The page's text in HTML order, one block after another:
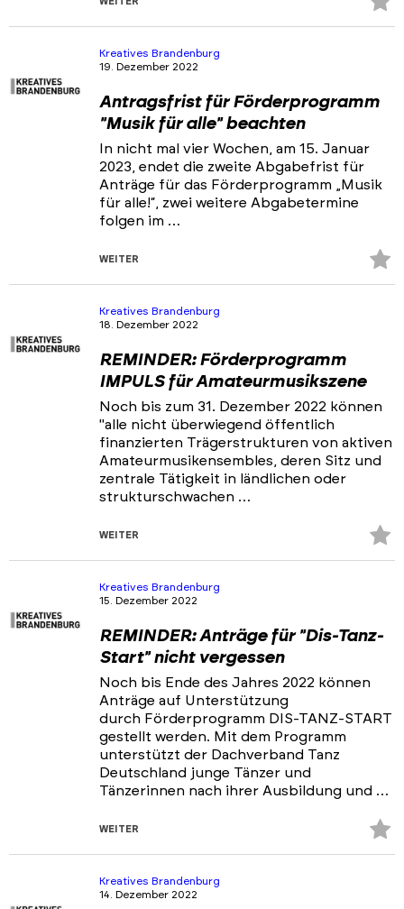
Kreatives Brandenburg
19. Dezember 2022
Antragsfrist für Förderprogramm
"Musik für alle" beachten
In nicht mal vier Wochen, am 15. Januar
2023, endet die zweite Abgabefrist für
Anträge für das Förderprogramm „Musik
für alle!“, zwei weitere Abgabetermine
folgen im …
WEITER
Kreatives Brandenburg
18. Dezember 2022
REMINDER: Förderprogramm
IMPULS für Amateurmusikszene
Noch bis zum 31. Dezember 2022 können
"alle nicht überwiegend öffentlich
finanzierten Trägerstrukturen von aktiven
Amateurmusikensembles, deren Sitz und
zentrale Tätigkeit in ländlichen oder
strukturschwachen …
WEITER
Kreatives Brandenburg
15. Dezember 2022
REMINDER: Anträge für "Dis-Tanz-
Start" nicht vergessen
Noch bis Ende des Jahres 2022 können
Anträge auf Unterstützung
durch Förderprogramm DIS-TANZ-START
gestellt werden. Mit dem Programm
unterstützt der Dachverband Tanz
Deutschland junge Tänzer und
Tänzerinnen nach ihrer Ausbildung und …
WEITER
Kreatives Brandenburg
14. Dezember 2022